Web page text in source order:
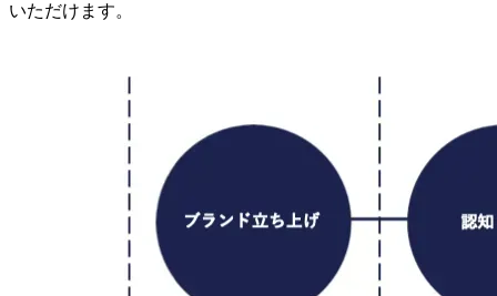
いただけます。